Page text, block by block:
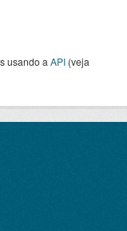
usando a API (veja